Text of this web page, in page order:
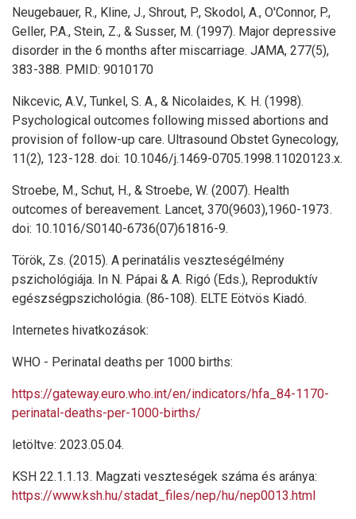
Neugebauer, R., Kline, J., Shrout, P., Skodol, A., O'Connor, P.,
Geller, P.A., Stein, Z., & Susser, M. (1997). Major depressive
disorder in the 6 months after miscarriage. JAMA, 277(5),
383-388. PMID: 9010170
Nikcevic, A.V., Tunkel, S. A., & Nicolaides, K. H. (1998).
Psychological outcomes following missed abortions and
provision of follow-up care. Ultrasound Obstet Gynecology,
11(2), 123-128. doi: 10.1046/j.1469-0705.1998.11020123.x.
Stroebe, M., Schut, H., & Stroebe, W. (2007). Health
outcomes of bereavement. Lancet, 370(9603),1960-1973.
doi: 10.1016/S0140-6736(07)61816-9.
Török, Zs. (2015). A perinatális veszteségélmény
pszichológiája. In N. Pápai & A. Rigó (Eds.), Reproduktív
egészségpszichológia. (86-108). ELTE Eötvös Kiadó.
Internetes hivatkozások:
WHO - Perinatal deaths per 1000 births:
https://gateway.euro.who.int/en/indicators/hfa_84-1170-
perinatal-deaths-per-1000-births/
letöltve: 2023.05.04.
KSH 22.1.1.13. Magzati veszteségek száma és aránya:
https://www.ksh.hu/stadat_files/nep/hu/nep0013.html